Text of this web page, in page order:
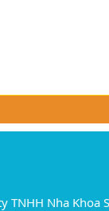
TNHH Nha